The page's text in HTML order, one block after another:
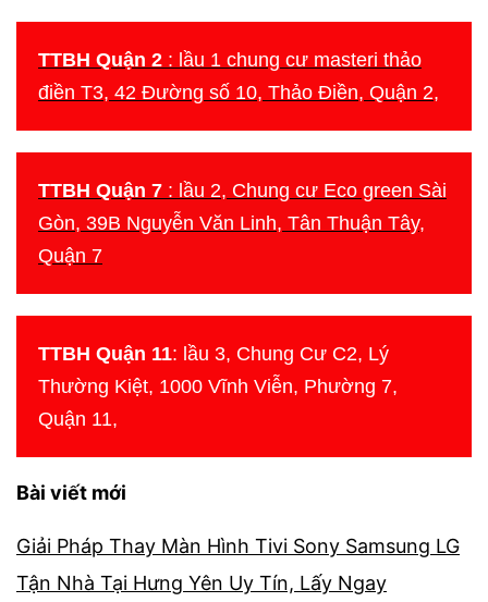
TTBH Quận 2 : lầu 1 chung cư masteri thảo
điền T3, 42 Đường số 10, Thảo Điền, Quận 2,
TTBH Quận 7 : lầu 2, Chung cư Eco green Sài
Gòn, 39B Nguyễn Văn Linh, Tân Thuận Tây,
Quận 7
TTBH Quận 11: lầu 3, Chung Cư C2, Lý
Thường Kiệt, 1000 Vĩnh Viễn, Phường 7,
Quận 11,
Bài viết mới
Giải Pháp Thay Màn Hình Tivi Sony Samsung LG
Tận Nhà Tại Hưng Yên Uy Tín, Lấy Ngay